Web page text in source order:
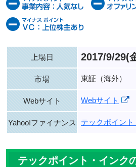
上場日 2017/9/29(
市場 東証（海外）
Webサイト Webサイト
Yahoo!ファイナンス テックポイント
テックポイント・インク